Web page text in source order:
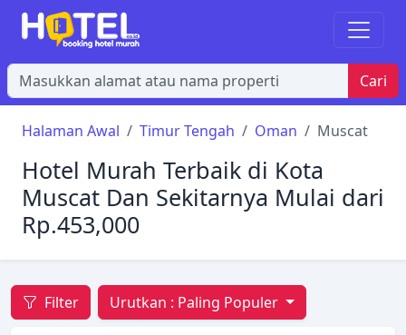
Cari
Halaman Awal Timur Tengah Oman Muscat
Hotel Murah Terbaik di Kota
Muscat Dan Sekitarnya Mulai dari
Rp.453,000
Filter Urutkan : Paling Populer